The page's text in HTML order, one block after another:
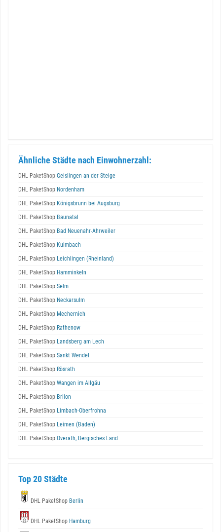
Ähnliche Städte nach Einwohnerzahl:
DHL PaketShop Geislingen an der Steige
DHL PaketShop Nordenham
DHL PaketShop Königsbrunn bei Augsburg
DHL PaketShop Baunatal
DHL PaketShop Bad Neuenahr-Ahrweiler
DHL PaketShop Kulmbach
DHL PaketShop Leichlingen (Rheinland)
DHL PaketShop Hamminkeln
DHL PaketShop Selm
DHL PaketShop Neckarsulm
DHL PaketShop Mechernich
DHL PaketShop Rathenow
DHL PaketShop Landsberg am Lech
DHL PaketShop Sankt Wendel
DHL PaketShop Rösrath
DHL PaketShop Wangen im Allgäu
DHL PaketShop Brilon
DHL PaketShop Limbach-Oberfrohna
DHL PaketShop Leimen (Baden)
DHL PaketShop Overath, Bergisches Land
Top 20 Städte
DHL PaketShop Berlin
DHL PaketShop Hamburg